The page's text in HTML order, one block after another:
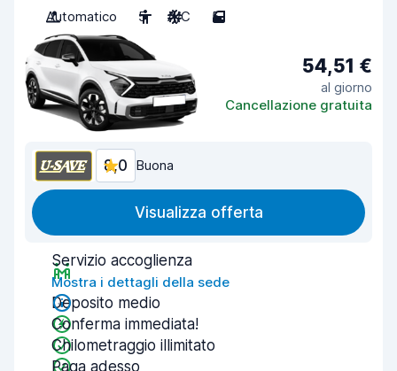
Automatico
5 A/C 5
54,51 €
al giorno
Cancellazione gratuita
8,0 Buona
Visualizza offerta
Servizio accoglienza
Mostra i dettagli della sede
Deposito medio
Conferma immediata!
Chilometraggio illimitato
Paga adesso